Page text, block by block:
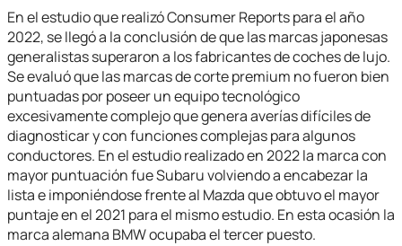
En el estudio que realizó Consumer Reports para el año
2022, se llegó a la conclusión de que las marcas japonesas
generalistas superaron a los fabricantes de coches de lujo.
Se evaluó que las marcas de corte premium no fueron bien
puntuadas por poseer un equipo tecnológico
excesivamente complejo que genera averías difíciles de
diagnosticar y con funciones complejas para algunos
conductores. En el estudio realizado en 2022 la marca con
mayor puntuación fue Subaru volviendo a encabezar la
lista e imponiéndose frente al Mazda que obtuvo el mayor
puntaje en el 2021 para el mismo estudio. En esta ocasión la
marca alemana BMW ocupaba el tercer puesto.